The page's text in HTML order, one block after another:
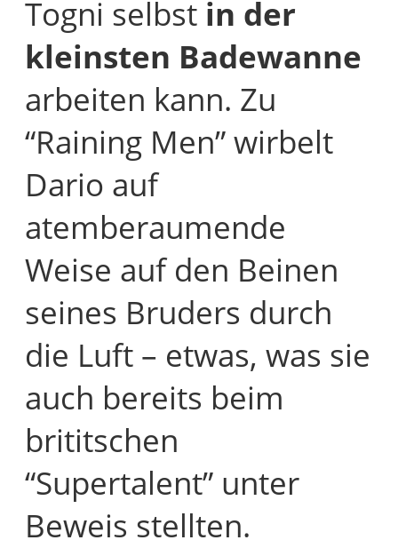
Togni selbst in der
kleinsten Badewanne
arbeiten kann. Zu
“Raining Men” wirbelt
Dario auf
atemberaumende
Weise auf den Beinen
seines Bruders durch
die Luft – etwas, was sie
auch bereits beim
brititschen
“Supertalent” unter
Beweis stellten.